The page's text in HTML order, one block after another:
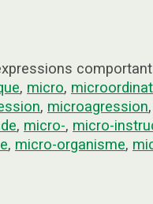
, micro,
, microagression
, micro-, micro-
, micro-organisme,